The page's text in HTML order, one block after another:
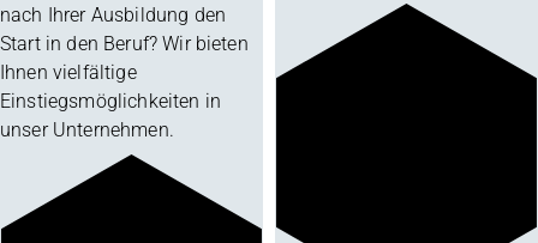
nach Ihrer Ausbildung den
Start in den Beruf? Wir bieten
Ihnen vielfältige
Einstiegsmöglichkeiten in
unser Unternehmen.